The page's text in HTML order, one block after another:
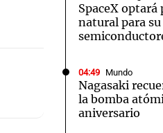
SpaceX optará
natural para
04:49 Mundo
Nagasaki
la bomba
aniversario